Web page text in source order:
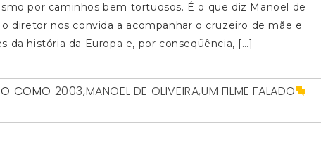
por caminhos bem tortuosos. É o que diz Manoel de
diretor nos convida a acompanhar o cruzeiro de mãe e
da história da Europa e, por conseqüência, […]
COMO 2003,MANOEL DE OLIVEIRA,UM FILME FALADO